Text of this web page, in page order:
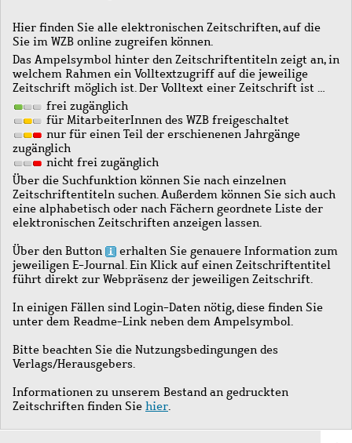
Hier finden Sie alle elektronischen Zeitschriften, auf die
Sie im WZB online zugreifen können.
Das Ampelsymbol hinter den Zeitschriftentiteln zeigt an, in
welchem Rahmen ein Volltextzugriff auf die jeweilige
Zeitschrift möglich ist. Der Volltext einer Zeitschrift ist …
frei zugänglich
für MitarbeiterInnen des WZB freigeschaltet
nur für einen Teil der erschienenen Jahrgänge
zugänglich
nicht frei zugänglich
Über die Suchfunktion können Sie nach einzelnen
Zeitschriftentiteln suchen. Außerdem können Sie sich auch
eine alphabetisch oder nach Fächern geordnete Liste der
elektronischen Zeitschriften anzeigen lassen.
Über den Button
erhalten Sie genauere Information zum
jeweiligen E-Journal. Ein Klick auf einen Zeitschriftentitel
führt direkt zur Webpräsenz der jeweiligen Zeitschrift.
In einigen Fällen sind Login-Daten nötig, diese finden Sie
unter dem Readme-Link neben dem Ampelsymbol.
Bitte beachten Sie die Nutzungsbedingungen des
Verlags/Herausgebers.
Informationen zu unserem Bestand an gedruckten
Zeitschriften finden Sie hier.